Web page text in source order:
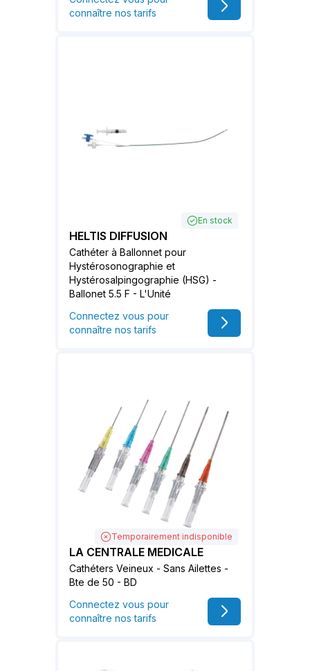
connaître nos tarifs
En stock
HELTIS DIFFUSION
Cathéter à Ballonnet pour
Hystérosonographie et
Hystérosalpingographie (HSG) -
Ballonet 5.5 F - L'Unité
Connectez vous pour
connaître nos tarifs
Temporairement indisponible
LA CENTRALE MEDICALE
Cathéters Veineux - Sans Ailettes -
Bte de 50 - BD
Connectez vous pour
connaître nos tarifs